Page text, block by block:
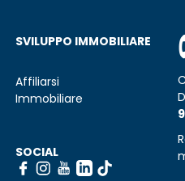
SVILUPPO IMMOBILIARE
Affiliarsi
Immobiliare
SOCIAL